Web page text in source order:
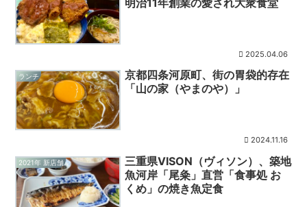
2025.04.06
ランチ
京都四条河原町、街の胃袋的存在
「山の家（やまのや）」
2024.11.16
2021年 新店舗
三重県VISON（ヴィソン）、築地
魚河岸「尾粂」直営「食事処 お
くめ」の焼き魚定食